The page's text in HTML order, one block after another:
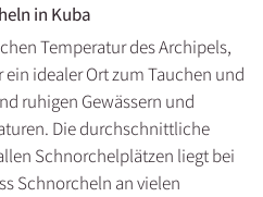
in Kuba
Temperatur des Archipels,
ein idealer Ort zum Tauchen und
ruhigen Gewässern und
Die durchschnittliche
Schnorchelplätzen liegt bei
Schnorcheln an vielen